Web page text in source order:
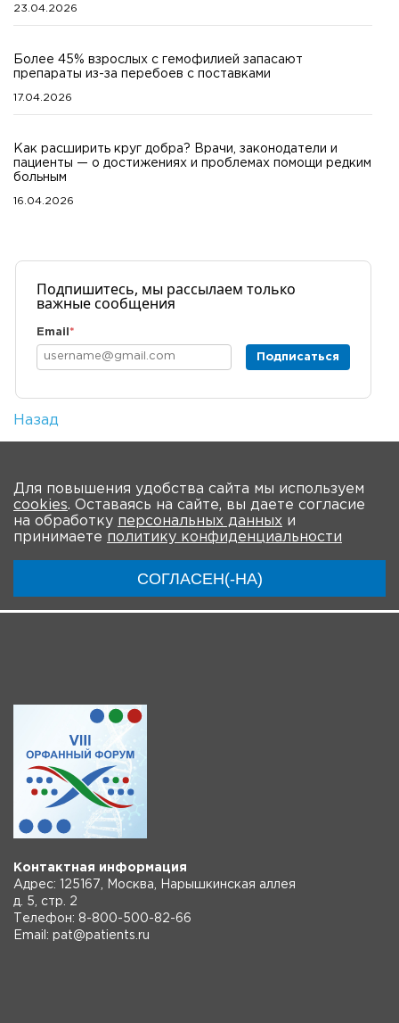
23.04.2026
Более 45% взрослых с гемофилией запасают
препараты из-за перебоев с поставками
17.04.2026
Как расширить круг добра? Врачи, законодатели и
пациенты — о достижениях и проблемах помощи редким
больным
16.04.2026
Подпишитесь, мы рассылаем только
важные сообщения
Email *
Подписаться
Назад
Для повышения удобства сайта мы используем
cookies. Оставаясь на сайте, вы даете согласие
на обработку персональных данных и
принимаете политику конфиденциальности
СОГЛАСЕН(-НА)
О мероприятии Новости Общая информация
Инструкции
Контактная информация
Адрес: 125167, Москва, Нарышкинская аллея
д. 5, стр. 2
Телефон: 8-800-500-82-66
Email: pat@patients.ru